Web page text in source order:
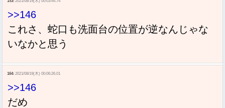
>>146
これさ、蛇口も洗面台の位置が逆なんじゃな
いなかと思う
164: 2021/08/19(木) 00:06:26.01
>>146
だめ